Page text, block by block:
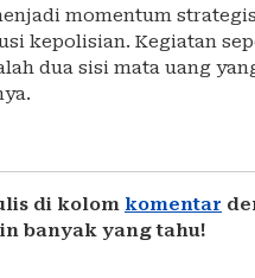
momentum
kepolisian. Kegiatan
dua sisi mata uang
di kolom komentar
banyak yang tahu!